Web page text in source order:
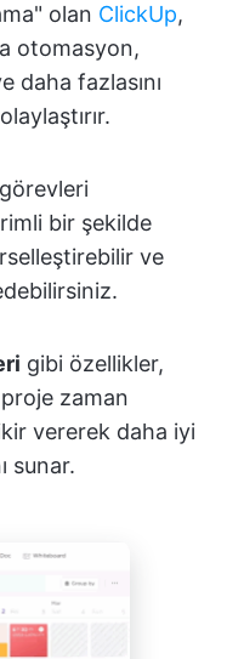
olan ClickUp,
otomasyon,
daha fazlasını
bir şekilde
ve
gibi özellikler,
zaman
vererek daha iyi
sunar.